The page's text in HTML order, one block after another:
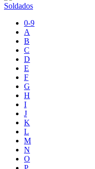
Soldados
0-9
A
B
C
D
E
F
G
H
I
J
K
L
M
N
O